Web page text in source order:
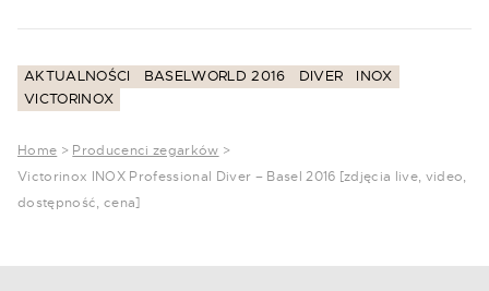
AKTUALNOŚCI BASELWORLD 2016 DIVER
INOX
VICTORINOX
Home > Producenci zegarków >
Victorinox INOX Professional Diver – Basel 2016 [zdjęcia live, video,
dostępność, cena]